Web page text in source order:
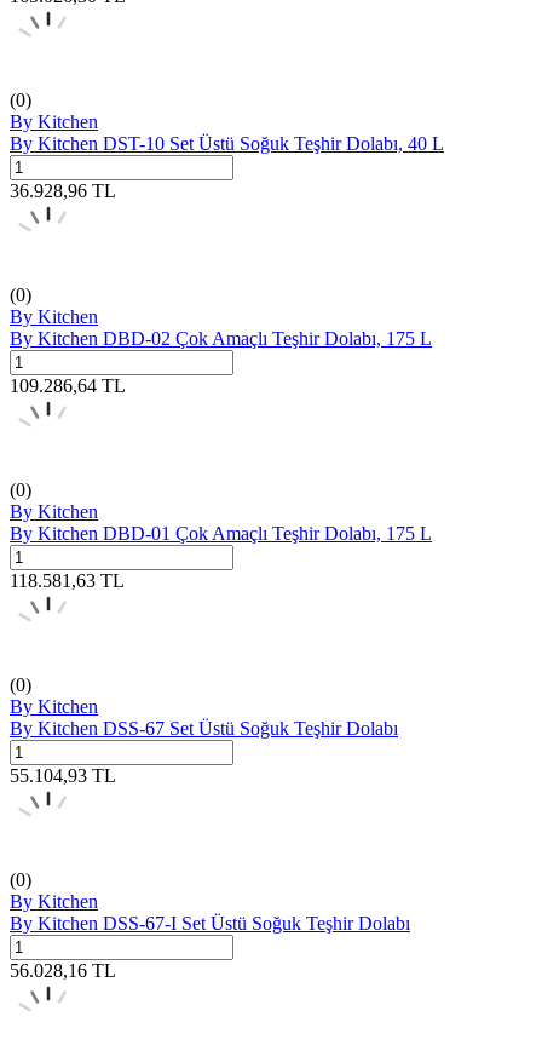
(0)
By Kitchen
By Kitchen DST-10 Set Üstü Soğuk Teşhir Dolabı, 40 L
36.928,96 TL
(0)
By Kitchen
By Kitchen DBD-02 Çok Amaçlı Teşhir Dolabı, 175 L
109.286,64 TL
(0)
By Kitchen
By Kitchen DBD-01 Çok Amaçlı Teşhir Dolabı, 175 L
118.581,63 TL
(0)
By Kitchen
By Kitchen DSS-67 Set Üstü Soğuk Teşhir Dolabı
55.104,93 TL
(0)
By Kitchen
By Kitchen DSS-67-I Set Üstü Soğuk Teşhir Dolabı
56.028,16 TL